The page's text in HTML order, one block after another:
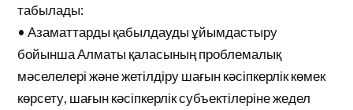
табылады:
• Азаматтарды қабылдауды ұйымдастыру
бойынша Алматы қаласының проблемалық
мәселелері және жетілдіру шағын кәсіпкерлік көмек
көрсету, шағын кәсіпкерлік субъектілеріне жедел